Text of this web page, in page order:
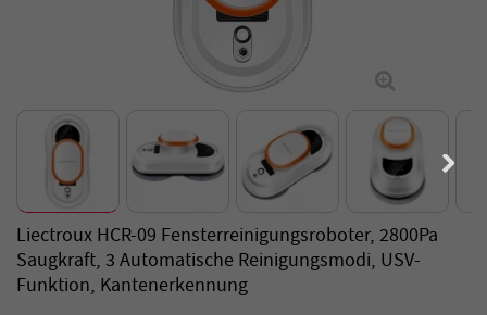
Liectroux HCR-09 Fensterreinigungsroboter, 2800Pa
Saugkraft, 3 Automatische Reinigungsmodi, USV-
Funktion, Kantenerkennung